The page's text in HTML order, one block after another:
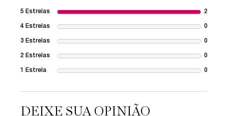
5 Estrelas 2
4 Estrelas 0
3 Estrelas 0
2 Estrelas 0
1 Estrela 0
DEIXE SUA OPINIÃO